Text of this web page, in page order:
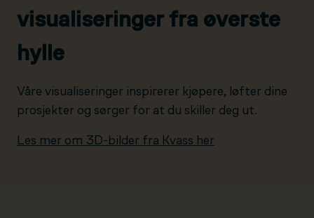
visualiseringer fra øverste
hylle
Våre visualiseringer inspirerer kjøpere, løfter dine
prosjekter og sørger for at du skiller deg ut.
Les mer om 3D-bilder fra Kvass her